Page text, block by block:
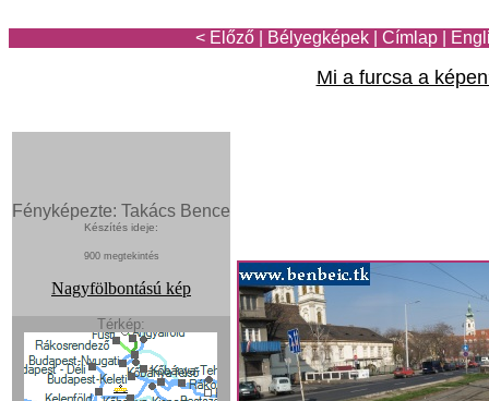
< Előző Bélyegképek Címlap
Mi a furcsa a
Fényképezte: Takács Bence
Készítés ideje:
900 megtekintés
Nagyfölbontású kép
Térkép: